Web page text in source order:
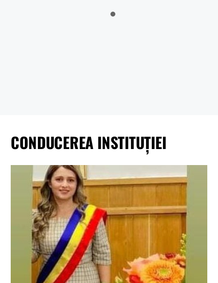
din Judetul Vâlcea , proprietarii sau detinățorii acestora, precum
CONDUCEREA INSTITUȚIEI